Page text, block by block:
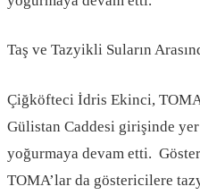
Taş ve Tazyikli Suların
Çiğköfteci İdris Ekinci,
Gülistan Caddesi girişinde
yoğurmaya devam etti.
TOMA’lar da göstericilere